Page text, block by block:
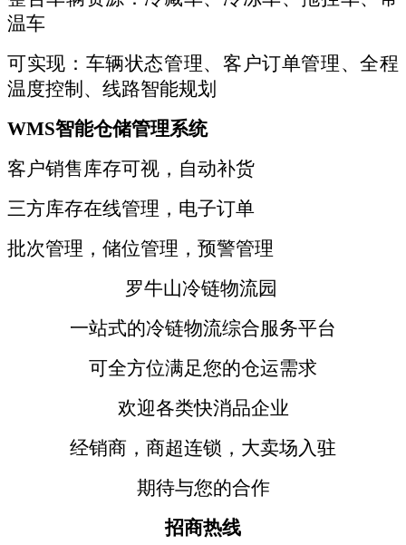
温车
可实现：车辆状态管理、客户订单管理、全程
温度控制、线路智能规划
WMS智能仓储管理系统
客户销售库存可视，自动补货
三方库存在线管理，电子订单
批次管理，储位管理，预警管理
罗牛山冷链物流园
一站式的冷链物流综合服务平台
可全方位满足您的仓运需求
欢迎各类快消品企业
经销商，商超连锁，大卖场入驻
期待与您的合作
招商热线